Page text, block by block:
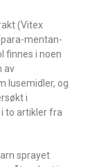
(Vitex
mentan-
finnes i noen
av
lusemidler, og
i
to artikler fra
sprayet